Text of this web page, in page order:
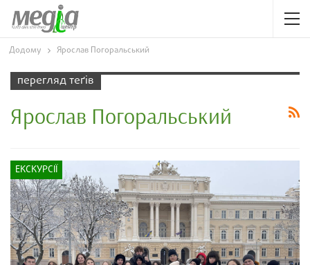
Додому Ярослав Погоральський
перегляд теґів
Ярослав Погоральський
ЕКСКУРСІЇ